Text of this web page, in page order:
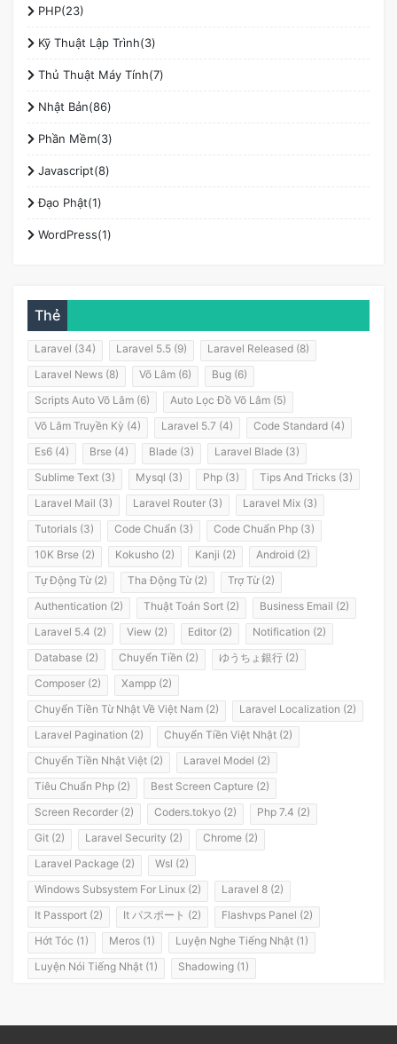
PHP(23)
Kỹ Thuật Lập Trình(3)
Thủ Thuật Máy Tính(7)
Nhật Bản(86)
Phần Mềm(3)
Javascript(8)
Đạo Phật(1)
WordPress(1)
Thẻ
Laravel (34) Laravel 5.5 (9)
Laravel Released (8)
Laravel News (8)
Võ Lâm (6)
Bug (6)
Scripts Auto Võ Lâm (6)
Auto Lọc Đồ Võ Lâm (5)
Võ Lâm Truyền Kỳ (4)
Laravel 5.7 (4)
Code Standard (4)
Es6 (4)
Brse (4) Blade (3)
Laravel Blade (3)
Sublime Text (3)
Mysql (3) Php (3)
Tips And Tricks (3)
Laravel Mail (3)
Laravel Router (3)
Laravel Mix (3)
Tutorials (3)
Code Chuẩn (3)
Code Chuẩn Php (3)
10K Brse (2)
Kokusho (2) Kanji (2)
Android (2)
Tự Động Từ (2)
Tha Động Từ (2)
Trợ Từ (2)
Authentication (2)
Thuật Toán Sort (2)
Business Email (2)
Laravel 5.4 (2)
View (2) Editor (2)
Notification (2)
Database (2)
Chuyển Tiền (2)
ゆうちょ銀行 (2)
Composer (2)
Xampp (2)
Chuyển Tiền Từ Nhật Về Việt Nam (2)
Laravel Localization (2)
Laravel Pagination (2)
Chuyển Tiền Việt Nhật (2)
Chuyển Tiền Nhật Việt (2)
Laravel Model (2)
Tiêu Chuẩn Php (2)
Best Screen Capture (2)
Screen Recorder (2)
Coders.tokyo (2)
Php 7.4 (2)
Git (2)
Laravel Security (2)
Chrome (2)
Laravel Package (2)
Wsl (2)
Windows Subsystem For Linux (2)
Laravel 8 (2)
It Passport (2)
It パスポート (2)
Flashvps Panel (2)
Hớt Tóc (1)
Meros (1)
Luyện Nghe Tiếng Nhật (1)
Luyện Nói Tiếng Nhật (1)
Shadowing (1)